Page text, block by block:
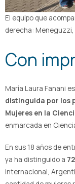
El equipo que
derecha: Meneguzzi,
Con
María Laura Fanani
distinguida por los
Mujeres en la
enmarcada en
En sus 18 años de
ya ha distinguido a
internacional,